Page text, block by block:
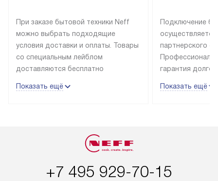
При заказе бытовой техники Neff
можно выбрать подходящие
условия доставки и оплаты. Товары
со специальным лейблом
доставляются бесплатно
до подъезда, отдельная доставка
товар в наличии, он может быть
отгружен покупателю в течение
Петербург и другие регионы
Показать ещё
Подключение
партнерского
гарантия
и Санкт-
прайсу. На
Показать ещё
+7 495 929-70-15